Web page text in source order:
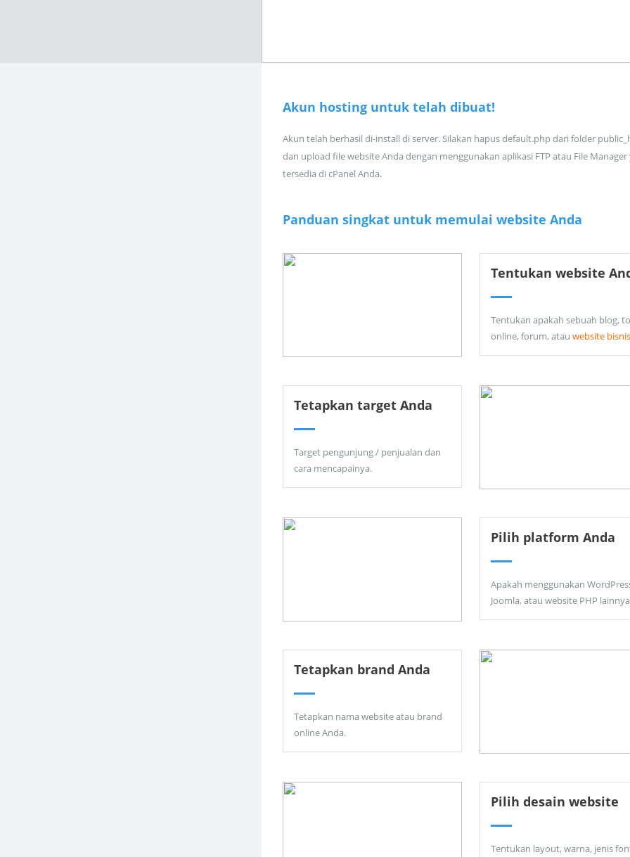
Akun hosting untuk telah dibuat!
Akun telah berhasil di-install di server. Silakan hapus default.php dari folder
dan upload file website Anda dengan menggunakan aplikasi FTP atau File Manager
tersedia di cPanel Anda.
Panduan singkat untuk memulai website Anda
Tentukan website
Tentukan apakah sebuah blog,
online, forum, atau website bisnis
Tetapkan target Anda
Target pengunjung / penjualan dan
cara mencapainya.
Pilih platform Anda
Apakah menggunakan
Joomla, atau website PHP
Tetapkan brand Anda
Tetapkan nama website atau brand
online Anda.
Pilih desain website
Tentukan layout, warna, jenis